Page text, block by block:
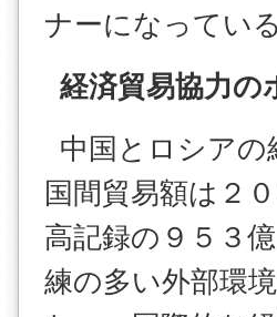
ナーになっている
経済貿易協力の
中国とロシアの
国間貿易額は２
高記録の９５３
練の多い外部環